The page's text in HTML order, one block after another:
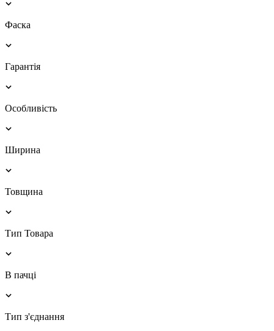
Фаска
Гарантія
Особливість
Ширина
Товщина
Тип Товара
В пачці
Тип з'єднання